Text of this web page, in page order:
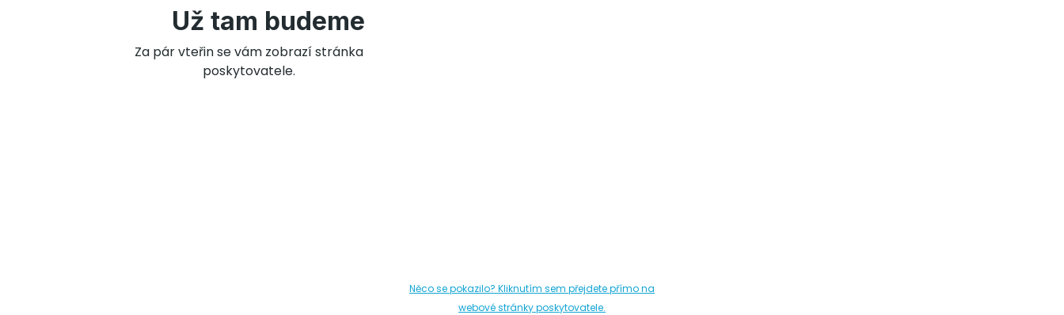
Už tam budeme
Za pár vteřin se vám zobrazí stránka
poskytovatele.
Něco se pokazilo? Kliknutím sem přejdete přímo na
webové stránky poskytovatele.